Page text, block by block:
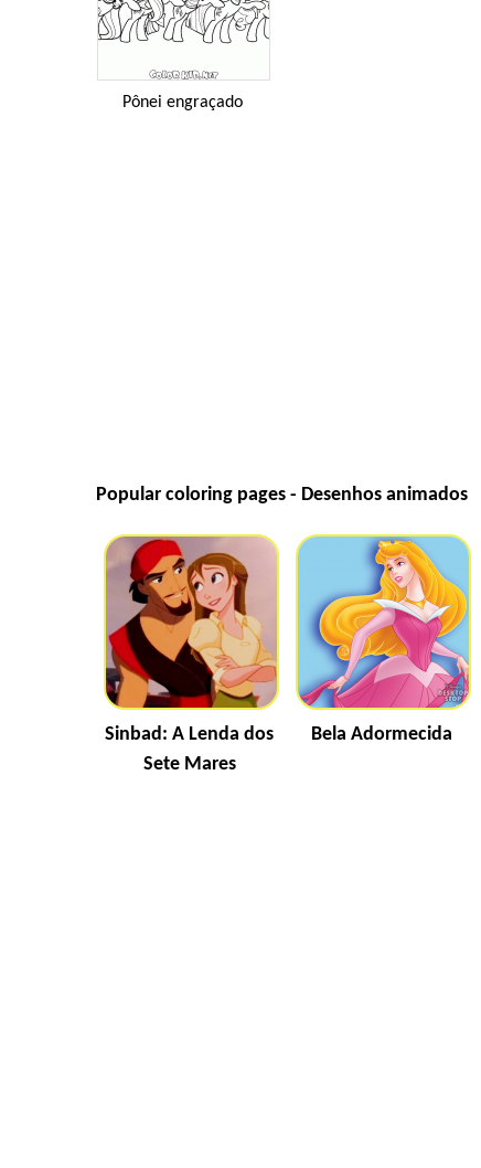
Pônei engraçado
Popular coloring pages - Desenhos animados
Sinbad: A Lenda dos
Sete Mares
Bela Adormecida